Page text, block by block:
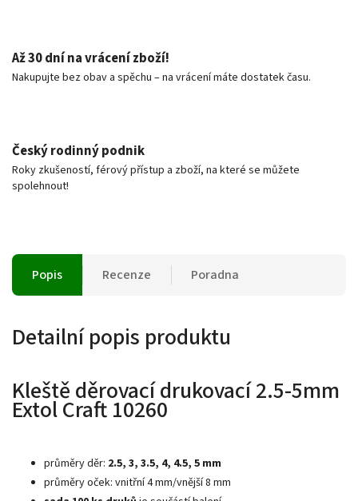
Až 30 dní na vrácení zboží!
Nakupujte bez obav a spěchu – na vrácení máte dostatek času.
Český rodinný podnik
Roky zkušeností, férový přístup a zboží, na které se můžete
spolehnout!
Popis Recenze Poradna
Detailní popis produktu
Kleště děrovací drukovací 2.5-5mm
Extol Craft 10260
průměry děr: 2.5, 3, 3.5, 4, 4.5, 5 mm
průměry oček: vnitřní 4 mm/vnější 8 mm